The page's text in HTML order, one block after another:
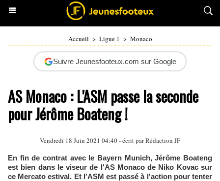
Accueil > Ligue 1 > Monaco
Suivre Jeunesfooteux.com sur Google
AS Monaco : L'ASM passe la seconde
pour Jérôme Boateng !
Vendredi 18 Juin 2021 04:40 - écrit par Rédaction JF
En fin de contrat avec le Bayern Munich, Jérôme Boateng
est bien dans le viseur de l'AS Monaco de Niko Kovac sur
ce Mercato estival. Et l'ASM est passé à l'action pour tenter